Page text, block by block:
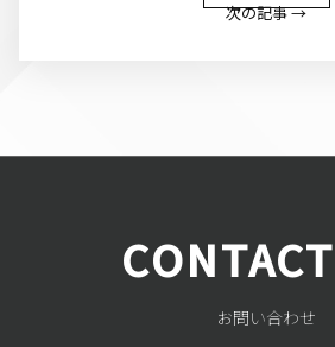
次の記事 →
お問い合わせ